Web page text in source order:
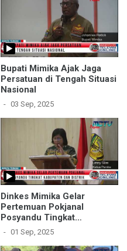
Bupati Mimika Ajak Jaga
Persatuan di Tengah Situasi
Nasional
03 Sep, 2025
Dinkes Mimika Gelar
Pertemuan Pokjanal
Posyandu Tingkat
Kabupaten dan Distrik
01 Sep, 2025